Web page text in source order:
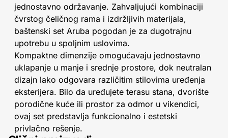
jednostavno održavanje. Zahvaljujući kombinaciji
čvrstog čeličnog rama i izdržljivih materijala,
baštenski set Aruba pogodan je za dugotrajnu
upotrebu u spoljnim uslovima.
Kompaktne dimenzije omogućavaju jednostavno
uklapanje u manje i srednje prostore, dok neutralan
dizajn lako odgovara različitim stilovima uređenja
eksterijera. Bilo da uređujete terasu stana, dvorište
porodične kuće ili prostor za odmor u vikendici,
ovaj set predstavlja funkcionalno i estetski
privlačno rešenje.